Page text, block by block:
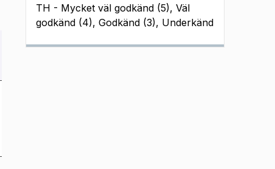
TH - Mycket väl godkänd (5), Väl
godkänd (4), Godkänd (3), Underkänd